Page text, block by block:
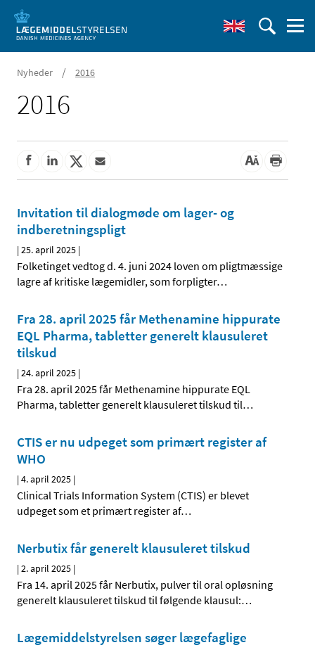
Nyheder / 2016
2016
Invitation til dialogmøde om lager- og
indberetningspligt
|25. april 2025 |
Folketinget vedtog d. 4. juni 2024 loven om pligtmæssige
lagre af kritiske lægemidler, som forpligter…
Fra 28. april 2025 får Methenamine hippurate
EQL Pharma, tabletter generelt klausuleret
tilskud
|24. april 2025 |
Fra 28. april 2025 får Methenamine hippurate EQL
Pharma, tabletter generelt klausuleret tilskud til…
CTIS er nu udpeget som primært register af
WHO
|4. april 2025 |
Clinical Trials Information System (CTIS) er blevet
udpeget som et primært register af…
Nerbutix får generelt klausuleret tilskud
|2. april 2025 |
Fra 14. april 2025 får Nerbutix, pulver til oral opløsning
generelt klausuleret tilskud til følgende klausul:…
Lægemiddelstyrelsen søger lægefaglige